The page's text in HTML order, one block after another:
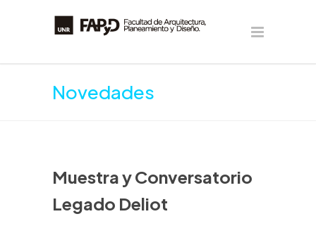
Novedades
Muestra y Conversatorio
Legado Deliot